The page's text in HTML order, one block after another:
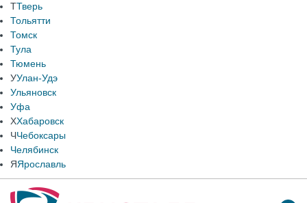
ТТверь
Тольятти
Томск
Тула
Тюмень
УУлан-Удэ
Ульяновск
Уфа
ХХабаровск
ЧЧебоксары
Челябинск
ЯЯрославль